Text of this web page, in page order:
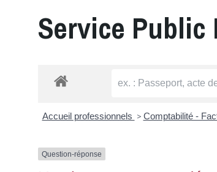
Service
Accueil professionnels > Comptabilité -
Question-réponse